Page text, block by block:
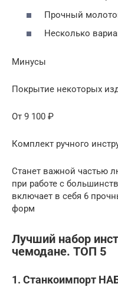
Прочный
Несколько
Минусы
Покрытие некоторых
От 9 100 ₽
Комплект ручного
Станет важной частью
при работе с
включает в себя 6
форм
Лучший набор
чемодане. ТОП 5
1. Станкоимпорт